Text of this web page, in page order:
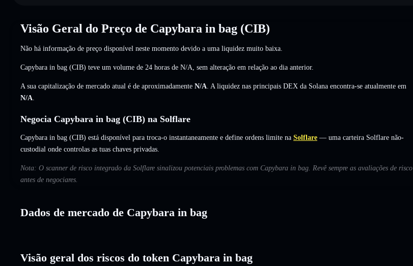
Visão Geral do Preço de Capybara in bag (CIB)
Não há informação de preço disponível neste momento devido a uma liquidez muito baixa.
Capybara in bag (CIB) teve um volume de 24 horas de N/A sem alteração em relação ao dia anterior.
A sua capitalização de mercado atual é de aproximadamente N/A . A liquidez nas principais DEX da Solana encontra-se atualmente em
N/A
Negocia Capybara in bag (CIB) na Solflare
Capybara in bag (CIB) está disponível para troca-o instantaneamente e define ordens limite na Solflare — uma carteira Solflare não-
custodial onde controlas as tuas chaves privadas.
Nota: O scanner de risco integrado da Solflare sinalizou potenciais problemas com Capybara in bag. Revê sempre as avaliações de risco
antes de negociares.
Dados de mercado de Capybara in bag
Visão geral dos riscos do token Capybara in bag